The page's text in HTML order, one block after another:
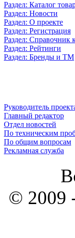
Раздел: Каталог
Раздел: Новости
Раздел: О проекте
Раздел: Регистрация
Раздел: Справочник
Раздел: Рейтинги
Раздел: Бренды и ТМ
Руководитель
Главный редактор
Отдел новостей
По техническим
По общим вопросам
Рекламная служба
© 2009